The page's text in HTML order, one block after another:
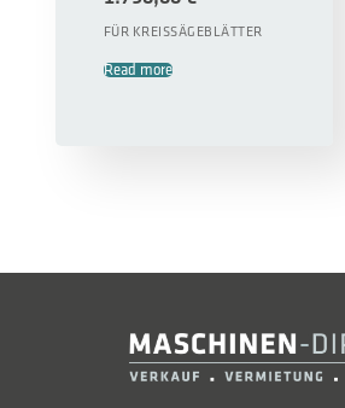
FÜR KREISSÄGEBLÄTTER
Read more